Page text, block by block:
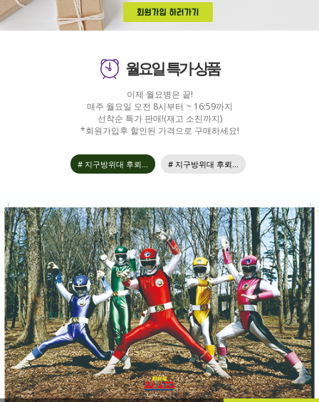
월요일 특가 상품
이제 월요병은 끝!
매주 월요일 오전 8시부터 ~ 16:59까지
선착순 특가 판매!(재고 소진까지)
*회원가입후 할인된 가격으로 구매하세요!
# 지구방위대 후뢰... # 지구방위대 후뢰...